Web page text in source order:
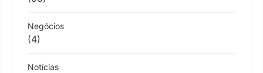
Negócios
(4)
Notícias